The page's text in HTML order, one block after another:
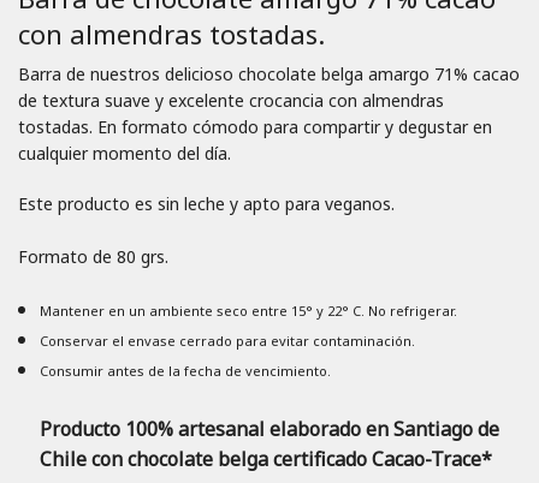
con almendras tostadas.
Barra de nuestros delicioso chocolate belga amargo 71% cacao
de textura suave y excelente crocancia con almendras
tostadas. En formato cómodo para compartir y degustar en
cualquier momento del día.
Este producto es sin leche y apto para veganos.
Formato de 80 grs.
Mantener en un ambiente seco entre 15° y 22° C. No refrigerar.
Conservar el envase cerrado para evitar contaminación.
Consumir antes de la fecha de vencimiento.
Producto 100% artesanal elaborado en Santiago de
Chile con chocolate belga certificado Cacao-Trace*